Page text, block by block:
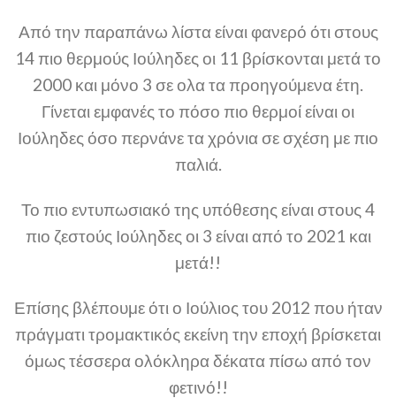
Από την παραπάνω λίστα είναι φανερό ότι στους
14 πιο θερμούς Ιούληδες οι 11 βρίσκονται μετά το
2000 και μόνο 3 σε ολα τα προηγούμενα έτη.
Γίνεται εμφανές το πόσο πιο θερμοί είναι οι
Ιούληδες όσο περνάνε τα χρόνια σε σχέση με πιο
παλιά.
Το πιο εντυπωσιακό της υπόθεσης είναι στους 4
πιο ζεστούς Ιούληδες οι 3 είναι από το 2021 και
μετά!!
Επίσης βλέπουμε ότι ο Ιούλιος του 2012 που ήταν
πράγματι τρομακτικός εκείνη την εποχή βρίσκεται
όμως τέσσερα ολόκληρα δέκατα πίσω από τον
φετινό!!